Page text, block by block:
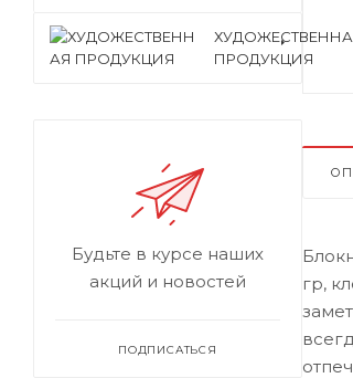
гр,
ПРОДУКЦИЯ
Будьте в курсе наших
акций и новостей
ПОДПИСАТЬСЯ